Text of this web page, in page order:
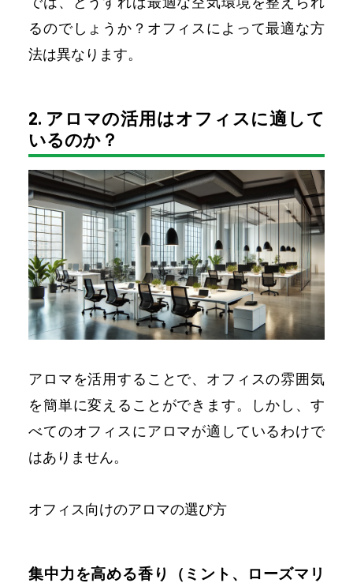
るのでしょうか？オフィスによって最適な方
法は異なります。
2. アロマの活用はオフィスに適して
いるのか？
アロマを活用することで、オフィスの雰囲気
を簡単に変えることができます。しかし、す
べてのオフィスにアロマが適しているわけで
はありません。
オフィス向けのアロマの選び方
集中力を高める香り（ミント、ローズマリ